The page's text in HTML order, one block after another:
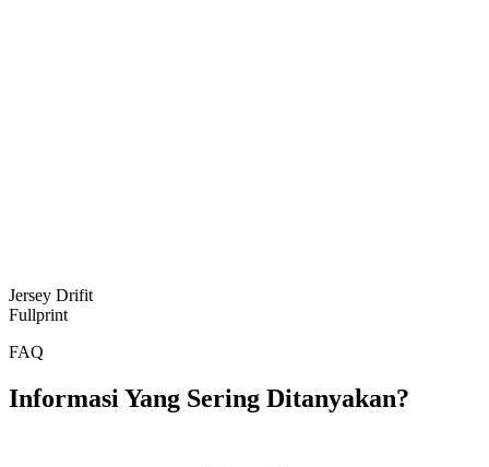
Jersey Drifit
Fullprint
FAQ
Informasi Yang Sering Ditanyakan?